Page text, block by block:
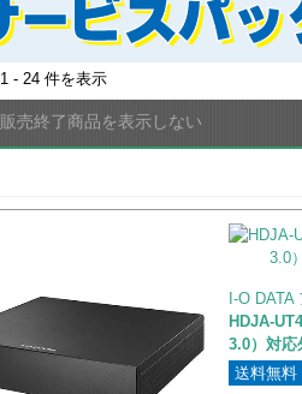
1 - 24 件を表示
販売終了商品を表示しない
I-O DATA
HDJA-
3.0）対応
送料無料